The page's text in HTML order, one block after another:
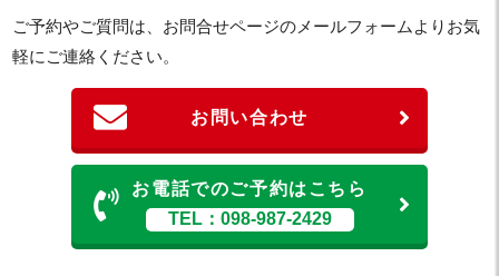
ご予約やご質問は、お問合せページのメールフォームよりお気
軽にご連絡ください。
お問い合わせ
お電話でのご予約はこちら
TEL：098-987-2429